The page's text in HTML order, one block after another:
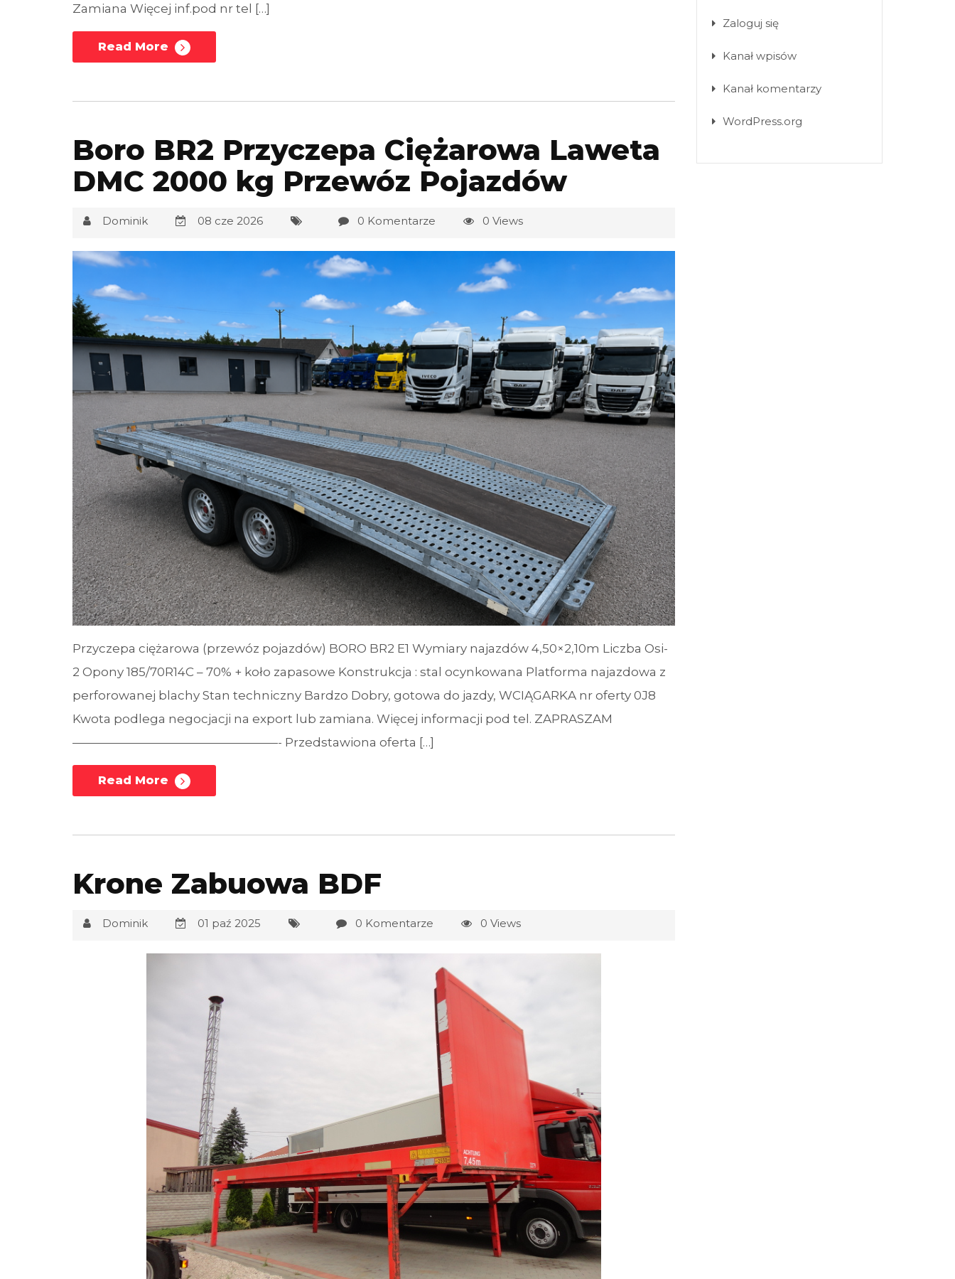
Zamiana Więcej inf.pod nr tel […]
Read More
Boro BR2 Przyczepa Ciężarowa Laweta
DMC 2000 kg Przewóz Pojazdów
Dominik 08 cze 2026 0 Komentarze 0 Views
Przyczepa ciężarowa (przewóz pojazdów) BORO BR2 E1 Wymiary najazdów 4,50×2,10m Liczba Osi-
2 Opony 185/70R14C – 70% + koło zapasowe Konstrukcja : stal ocynkowana Platforma najazdowa z
perforowanej blachy Stan techniczny Bardzo Dobry, gotowa do jazdy, WCIĄGARKA nr oferty 0J8
Kwota podlega negocjacji na export lub zamiana. Więcej informacji pod tel. ZAPRASZAM
—————————————————- Przedstawiona oferta […]
Read More
Krone Zabuowa BDF
Dominik 01 paź 2025 0 Komentarze 0 Views
Zaloguj się
Kanał wpisów
Kanał komentarzy
WordPress.org